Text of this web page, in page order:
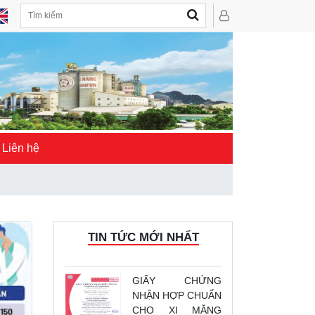
Liên hệ
TIN TỨC MỚI NHẤT
GIẤY CHỨNG
NHẬN HỢP CHUẨN
CHO XI MĂNG